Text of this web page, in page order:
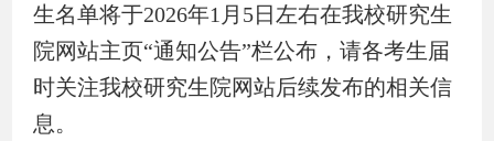
生名单将于2026年1 月 5日左右在我校研究生
院网站主页“通知公告”栏公布，请各考生届
时关注我校研究生院网站后续发布的相关信
息。